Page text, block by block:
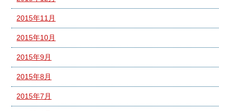
2015年11月
2015年10月
2015年9月
2015年8月
2015年7月